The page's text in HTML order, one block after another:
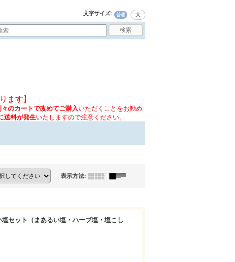
文字サイズ:
ます】
々のカートで改めてご購入いただくことをお勧め
送料が発生いたしますので注意ください。
表示方法:
セット（まあるい塩・ハーブ塩・塩こし